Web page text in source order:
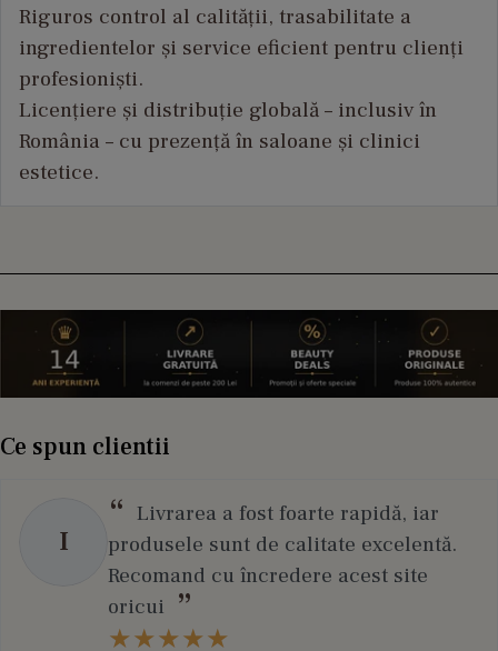
Riguros control al calității, trasabilitate a
ingredientelor și service eficient pentru clienți
profesioniști.
Licențiere și distribuție globală – inclusiv în
România – cu prezență în saloane și clinici
estetice.
Ce spun clientii
I
Livrarea a fost foarte rapidă, iar
produsele sunt de calitate excelentă.
Recomand cu încredere acest site
oricui